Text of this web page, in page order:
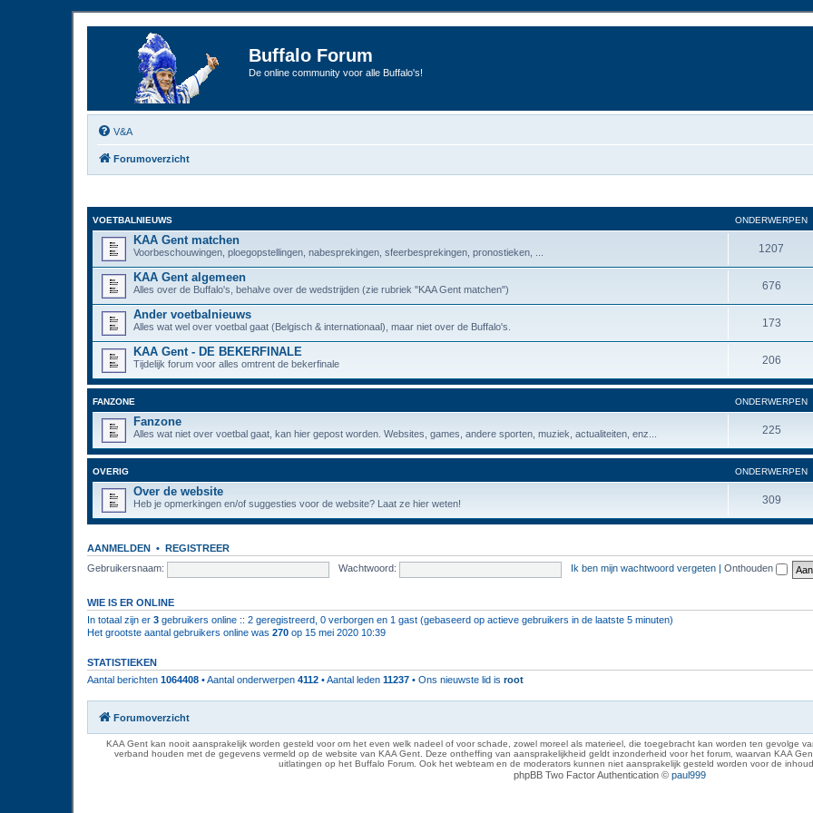
Buffalo Forum
De online community voor alle Buffalo's!
V&A
Forumoverzicht
VOETBALNIEUWS ONDERWERPEN
KAA Gent matchen
Voorbeschouwingen, ploegopstellingen, nabesprekingen, sfeerbesprekingen, pronostieken, ... 1207
KAA Gent algemeen
Alles over de Buffalo's, behalve over de wedstrijden (zie rubriek "KAA Gent matchen") 676
Ander voetbalnieuws
Alles wat wel over voetbal gaat (Belgisch & internationaal), maar niet over de Buffalo's. 173
KAA Gent - DE BEKERFINALE
Tijdelijk forum voor alles omtrent de bekerfinale 206
FANZONE ONDERWERPEN
Fanzone
Alles wat niet over voetbal gaat, kan hier gepost worden. Websites, games, andere sporten, muziek, actualiteiten, enz... 225
OVERIG ONDERWERPEN
Over de website
Heb je opmerkingen en/of suggesties voor de website? Laat ze hier weten! 309
AANMELDEN • REGISTREER
Gebruikersnaam:
Wachtwoord: Ik ben mijn wachtwoord vergeten Onthouden
WIE IS ER ONLINE
In totaal zijn er 3 gebruikers online :: 2 geregistreerd, 0 verborgen en 1 gast (gebaseerd op actieve gebruikers in de laatste 5 minuten)
Het grootste aantal gebruikers online was 270 op 15 mei 2020 10:39
STATISTIEKEN
Aantal berichten 1064408 • Aantal onderwerpen 4112 • Aantal leden 11237 • Ons nieuwste lid is root
Forumoverzicht
KAA Gent kan nooit aansprakelijk worden gesteld voor om het even welk nadeel of voor schade, zowel moreel als materieel, die toegebracht kan worden ten gevolge
verband houden met de gegevens vermeld op de website van KAA Gent. Deze ontheffing van aansprakelijkheid geldt inzonderheid voor het forum, waarvan KAA
uitlatingen op het Buffalo Forum. Ook het webteam en de moderators kunnen niet aansprakelijk gesteld worden voor de
phpBB Two Factor Authentication © paul999